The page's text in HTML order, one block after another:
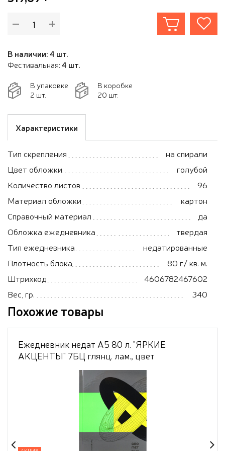
В наличии: 4 шт.
Фестивальная:4 шт.
В упаковке
2 шт.
В коробке
20 шт.
Характеристики
Тип скрепления
на спирали
Цвет обложки
голубой
Количество листов
96
Материал обложки
картон
Справочный материал
да
Обложка ежедневника
твердая
Тип ежедневника
недатированные
Плотность блока
80 г/ кв. м.
Штрихкод
4606782467602
Вес, гр.
340
Похожие товары
Ежедневник недат А5 80 л. "ЯРКИЕ
АКЦЕНТЫ" 7БЦ глянц. лам., цвет
мелов.облож, ТМ"Collezione"